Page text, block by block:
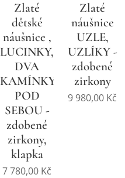
Zlaté
dětské
náušnice ,
LUCINKY,
DVA
KAMÍNKY
POD
SEBOU -
zdobené
zirkony,
klapka
7 780,00 Kč
Zlaté
náušnice
UZLE,
UZLÍKY -
zdobené
zirkony
9 980,00 Kč